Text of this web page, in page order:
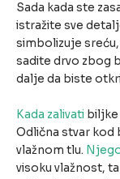
Sada kada ste
istražite sve
simbolizuje sreću,
sadite drvo zbog
dalje da biste
Kada zalivati biljke
Odlična stvar kod
vlažnom tlu.
visoku vlažnost,